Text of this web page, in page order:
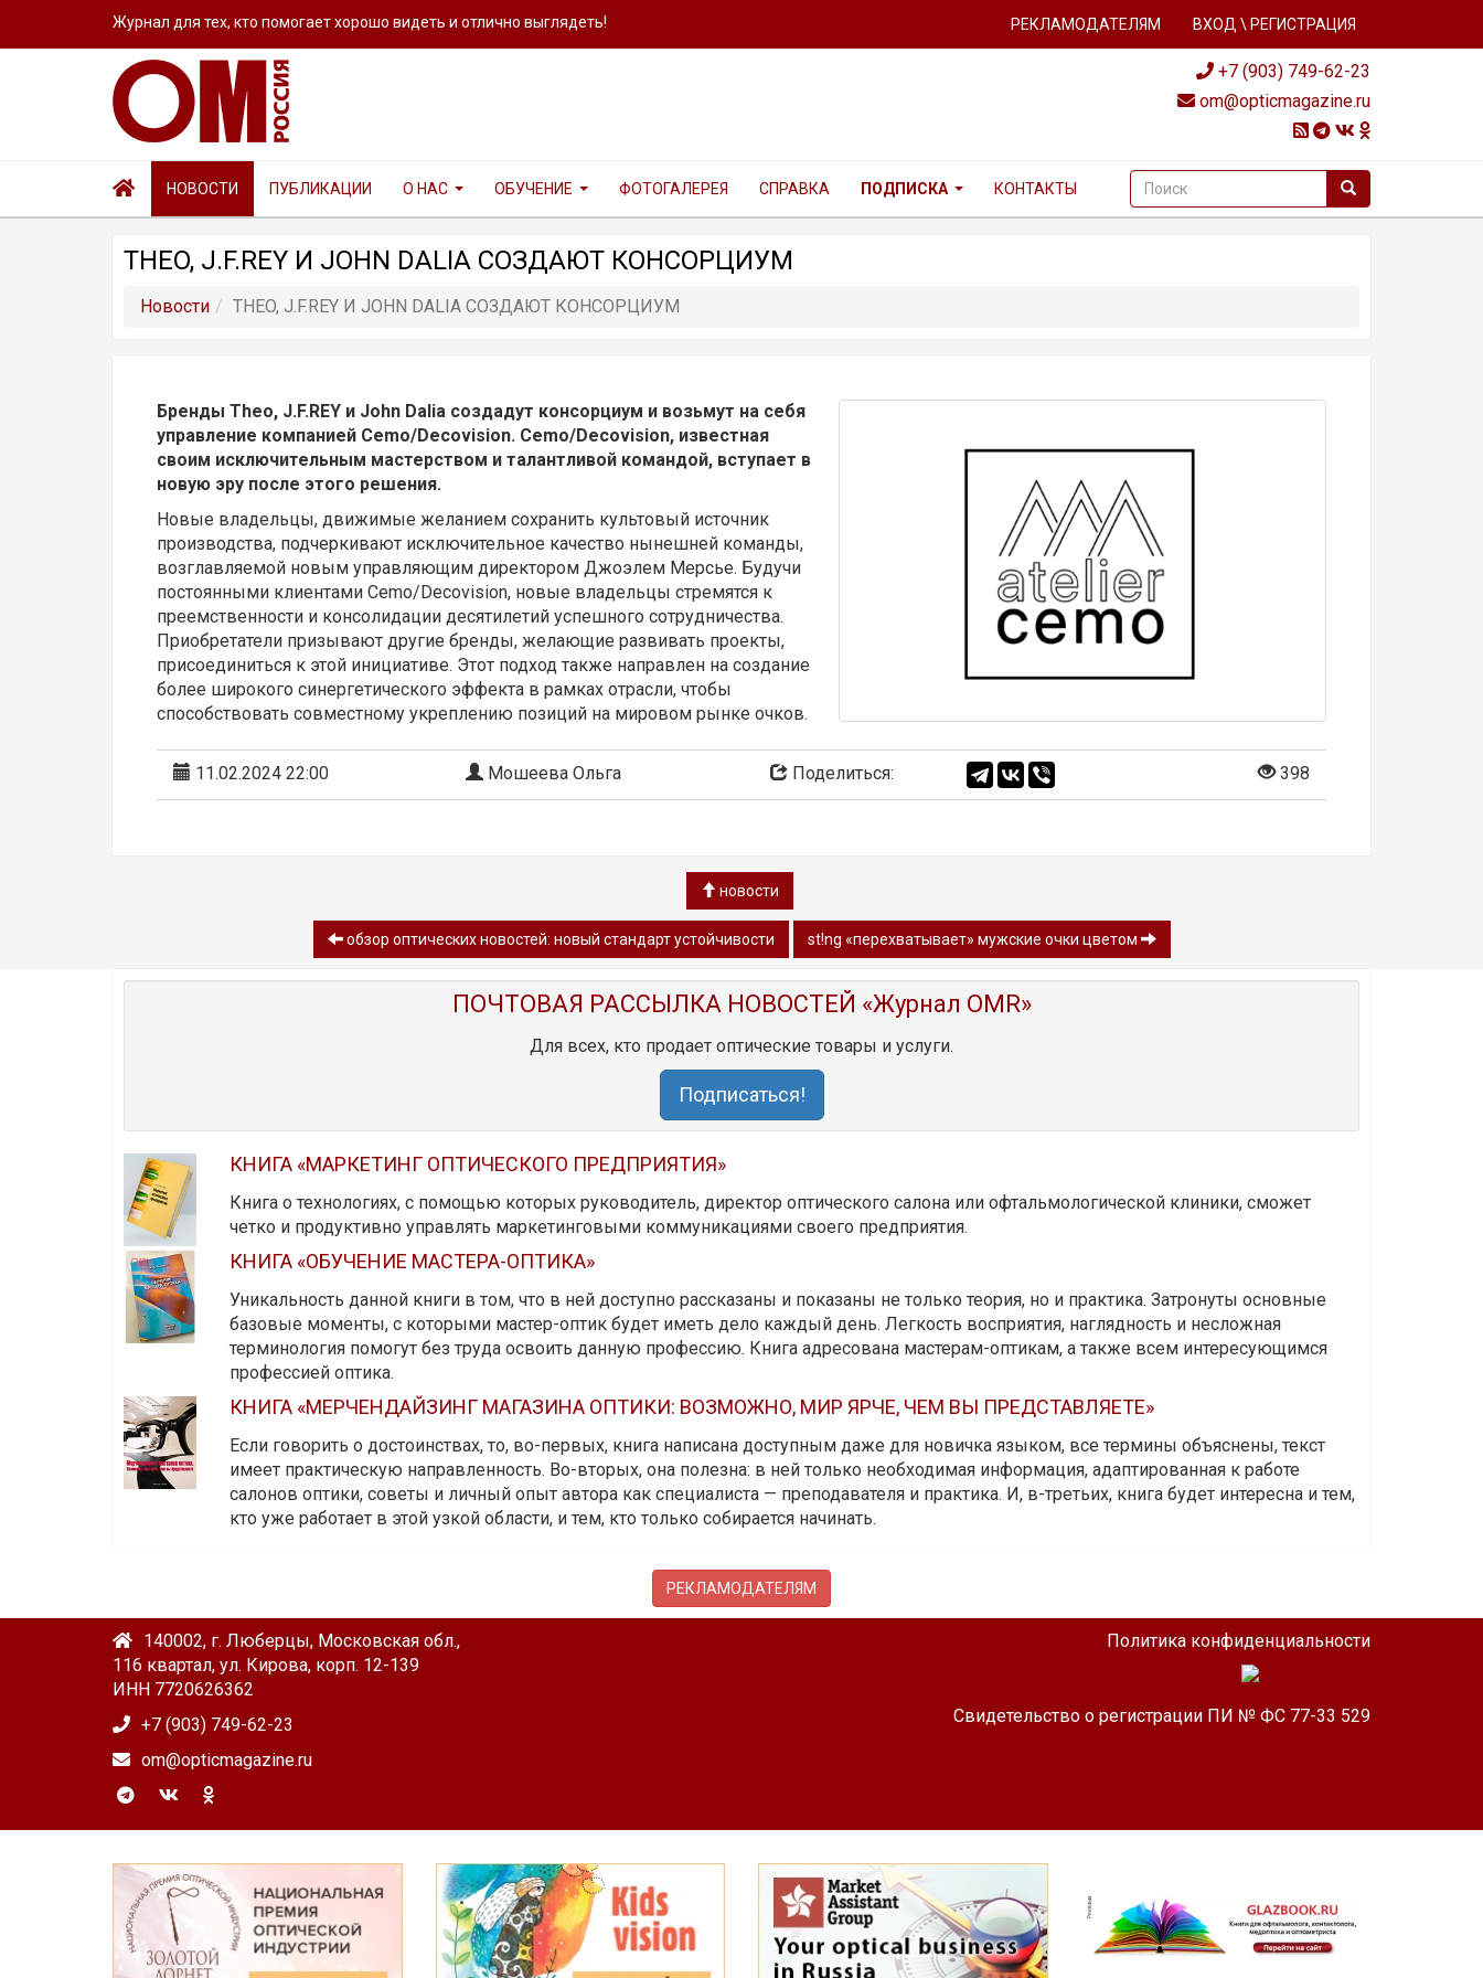
Журнал для тех, кто помогает хорошо видеть и отлично выглядеть! РЕКЛАМОДАТЕЛЯМ ВХОД \ РЕГИСТРАЦИЯ
+7 (903) 749-62-23
om@opticmagazine.ru
НОВОСТИ ПУБЛИКАЦИИ О НАС ОБУЧЕНИЕ ФОТОГАЛЕРЕЯ СПРАВКА ПОДПИСКА КОНТАКТЫ
THEO, J.F.REY И JOHN DALIA СОЗДАЮТ КОНСОРЦИУМ
Новости THEO, J.F.REY И JOHN DALIA СОЗДАЮТ КОНСОРЦИУМ
Бренды Theo, J.F.REY и John Dalia создадут консорциум и возьмут на себя
управление компанией Cemo/Decovision. Cemo/Decovision, известная
своим исключительным мастерством и талантливой командой, вступает в
новую эру после этого решения.
Новые владельцы, движимые желанием сохранить культовый источник
производства, подчеркивают исключительное качество нынешней команды,
возглавляемой новым управляющим директором Джоэлем Мерсье. Будучи
постоянными клиентами Cemo/Decovision, новые владельцы стремятся к
преемственности и консолидации десятилетий успешного сотрудничества.
Приобретатели призывают другие бренды, желающие развивать проекты,
присоединиться к этой инициативе. Этот подход также направлен на создание
более широкого синергетического эффекта в рамках отрасли, чтобы
способствовать совместному укреплению позиций на мировом рынке очков.
11.02.2024 22:00 Мошеева Ольга Поделиться: 398
новости
обзор oптических новостей: новый стандарт устойчивости st!ng «перехватывает» мужские очки цветом
ПОЧТОВАЯ РАССЫЛКА НОВОСТЕЙ «Журнал OMR»
Для всех, кто продает оптические товары и услуги.
Подписаться!
КНИГА «МАРКЕТИНГ ОПТИЧЕСКОГО ПРЕДПРИЯТИЯ»
Книга о технологиях, с помощью которых руководитель, директор оптического салона или офтальмологической клиники, сможет
четко и продуктивно управлять маркетинговыми коммуникациями своего предприятия.
КНИГА «ОБУЧЕНИЕ МАСТЕРА-ОПТИКА»
Уникальность данной книги в том, что в ней доступно рассказаны и показаны не только теория, но и практика. Затронуты основные
базовые моменты, с которыми мастер-оптик будет иметь дело каждый день. Легкость восприятия, наглядность и несложная
терминология помогут без труда освоить данную профессию. Книга адресована мастерам-оптикам, а также всем интересующимся
профессией оптика.
КНИГА «МЕРЧЕНДАЙЗИНГ МАГАЗИНА ОПТИКИ: ВОЗМОЖНО, МИР ЯРЧЕ, ЧЕМ ВЫ ПРЕДСТАВЛЯЕТЕ»
Если говорить о достоинствах, то, во-первых, книга написана доступным даже для новичка языком, все термины объяснены, текст
имеет практическую направленность. Во-вторых, она полезна: в ней только необходимая информация, адаптированная к работе
салонов оптики, советы и личный опыт автора как специалиста — преподавателя и практика. И, в-третьих, книга будет интересна и тем,
кто уже работает в этой узкой области, и тем, кто только собирается начинать.
РЕКЛАМОДАТЕЛЯМ
140002, г. Люберцы, Московская обл.,
116 квартал, ул. Кирова, корп. 12-139
ИНН 7720626362
+7 (903) 749-62-23
om@opticmagazine.ru
Политика конфиденциальности
Свидетельство о регистрации ПИ № ФС 77-33 529